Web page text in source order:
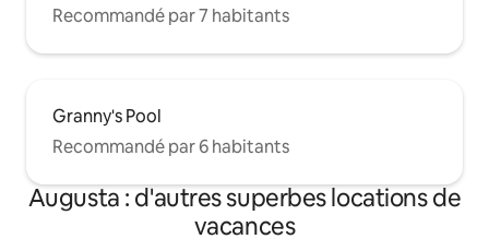
Recommandé par 7 habitants
Granny's Pool
Recommandé par 6 habitants
Augusta : d'autres superbes locations de
vacances